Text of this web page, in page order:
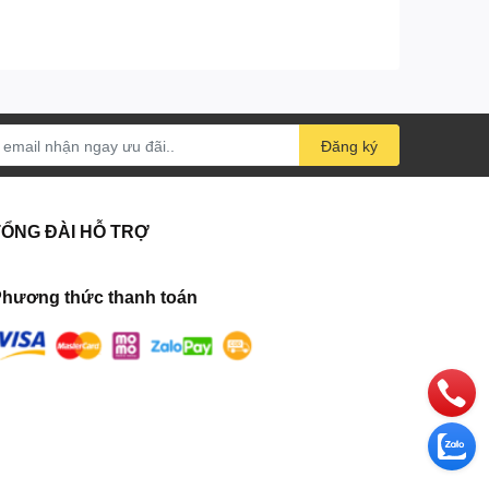
Đăng ký
ĐÀI HỖ TRỢ
thức thanh toán